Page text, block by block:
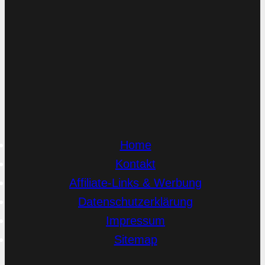
Home
Kontakt
Affiliate-Links & Werbung
Datenschutzerklärung
Impressum
Sitemap